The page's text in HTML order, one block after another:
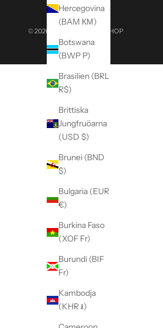
Hercegovina
(BAM КМ)
Botswana
(BWP P)
Brasilien (BRL
R$)
Brittiska
Jungfruöarna
(USD $)
Brunei (BND
$)
Bulgaria (EUR
€)
Burkina Faso
(XOF Fr)
Burundi (BIF
Fr)
Kambodja
(KHR ៛)
© 2026 - MISSION WORKSHOP